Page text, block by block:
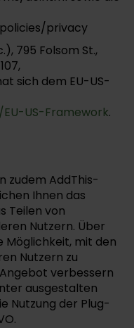
privacy
795 Folsom St.,
sich dem EU-US-
US-Framework.
zudem AddThis-
Ihnen das
Teilen von
Nutzern. Über
Möglichkeit, mit den
Nutzern zu
verbessern
ausgestalten
Nutzung der Plug-